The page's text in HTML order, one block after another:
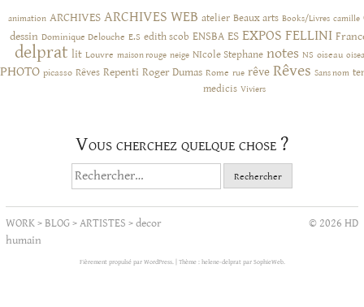
animation ARCHIVES ARCHIVES WEB atelier Beaux arts Books/Livres camille
dessin Dominique Delouche E.S edith scob ENSBA ES EXPOS FELLINI
delprat lit Louvre maison rouge neige NIcole Stephane notes NS oiseau
PHOTO picasso Rêves Repenti Roger Dumas Rome rue rêve Rêves Sans nom
medicis Viviers
Vous cherchez quelque chose ?
Rechercher :
WORK>BLOG>ARTISTES >decor
humain
© 2026 HD
Fièrement propulsé par WordPress. Thème : helene-delprat par SophieWeb.